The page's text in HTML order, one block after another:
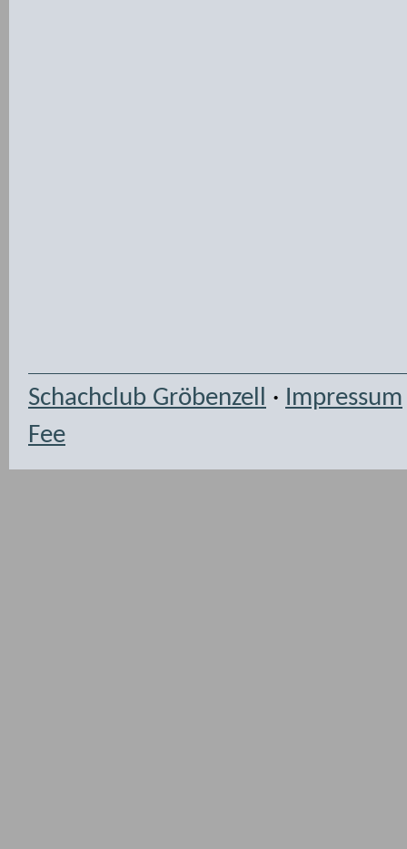
Schachclub Gröbenzell · Impressum
Fee